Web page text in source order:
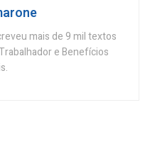
mais de 9 mil textos
e Benefícios